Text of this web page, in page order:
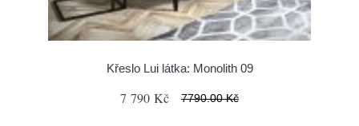
Křeslo Lui látka: Monolith 09
7 790 Kč 7790.00 Kč